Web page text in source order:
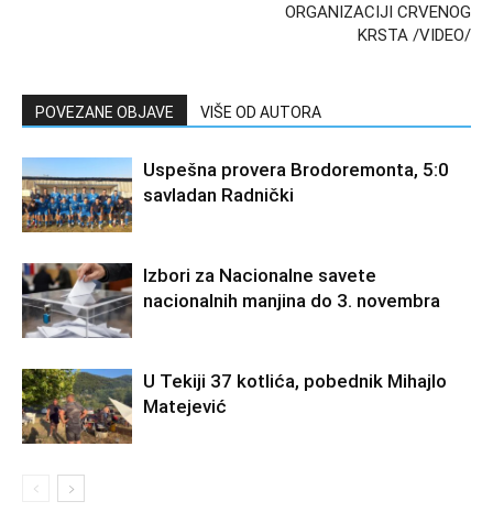
ORGANIZACIJI CRVENOG
KRSTA /VIDEO/
POVEZANE OBJAVE VIŠE OD AUTORA
Uspešna provera Brodoremonta, 5:0
savladan Radnički
Izbori za Nacionalne savete
nacionalnih manjina do 3. novembra
U Tekiji 37 kotlića, pobednik Mihajlo
Matejević